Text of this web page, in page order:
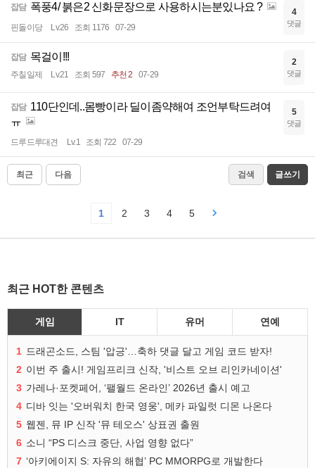
잡담 폭풍4/ 붉은2 신화문장으로 사용하시는분있나요 ?
핀돌이당 Lv.26 조회 1176 07-29
4
댓글
잡담 목걸이!!!
주칠일제 Lv.21 조회 597 추천 2 07-29
2
댓글
잡담 110단인데..몸빵이라 딜이좀약해여 조언부탁드려여
ㅠ
드루드루대견 Lv.1 조회 722 07-29
5
댓글
최근 다음 검색 글쓰기
1 2 3 4 5
최근 HOT한 콘텐츠
게임 IT 유머 연예
1 드래곤소드, 스팀 '압긍'…축하 댓글 달고 게임 코드 받자!
2 이번 주 출시! 게임프리크 신작, '비스트 오브 리인카네이션'
3 가레나·포켓페어, ‘팰월드 온라인’ 2026년 출시 예고
4 디바 잇는 '오버워치 한국 영웅', 메카 파일럿 디몬 나온다
5 웹젠, 뮤 IP 신작 '뮤 테오스' 상표권 출원
6 소니 “PS 디스크 중단, 사업 영향 없다”
7 ‘아키에이지 S: 자유의 해협’ PC MMORPG로 개발한다